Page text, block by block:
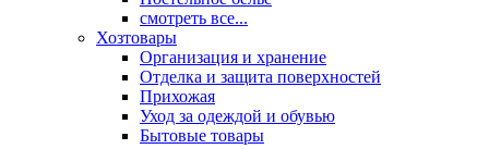
смотреть все...
Хозтовары
Организация и хранение
Отделка и защита поверхностей
Прихожая
Уход за одеждой и обувью
Бытовые товары